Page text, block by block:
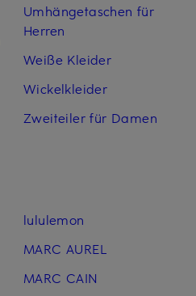
Umhängetaschen für
Herren
Weiße Kleider
Wickelkleider
Zweiteiler für Damen
lululemon
MARC AUREL
MARC CAIN